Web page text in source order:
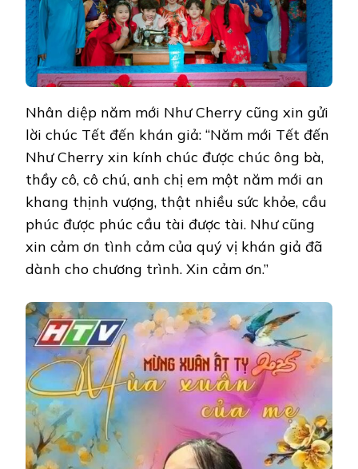
Nhân diệp năm mới Như Cherry cũng xin gửi
lời chúc Tết đến khán giả: “Năm mới Tết đến
Như Cherry xin kính chúc được chúc ông bà,
thầy cô, cô chú, anh chị em một năm mới an
khang thịnh vượng, thật nhiều sức khỏe, cầu
phúc được phúc cầu tài được tài. Như cũng
xin cảm ơn tình cảm của quý vị khán giả đã
dành cho chương trình. Xin cảm ơn.”